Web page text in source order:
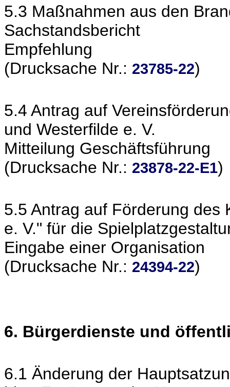
5.3 Maßnahmen aus den
Sachstandsbericht
Empfehlung
(Drucksache Nr.: 23785-22)
5.4 Antrag auf
und Westerfilde e. V.
Mitteilung Geschäftsführung
(Drucksache Nr.: 23878-22-E1)
5.5 Antrag auf Förderung des
e. V." für die
Eingabe einer Organisation
(Drucksache Nr.: 24394-22)
6. Bürgerdienste und
6.1 Änderung der